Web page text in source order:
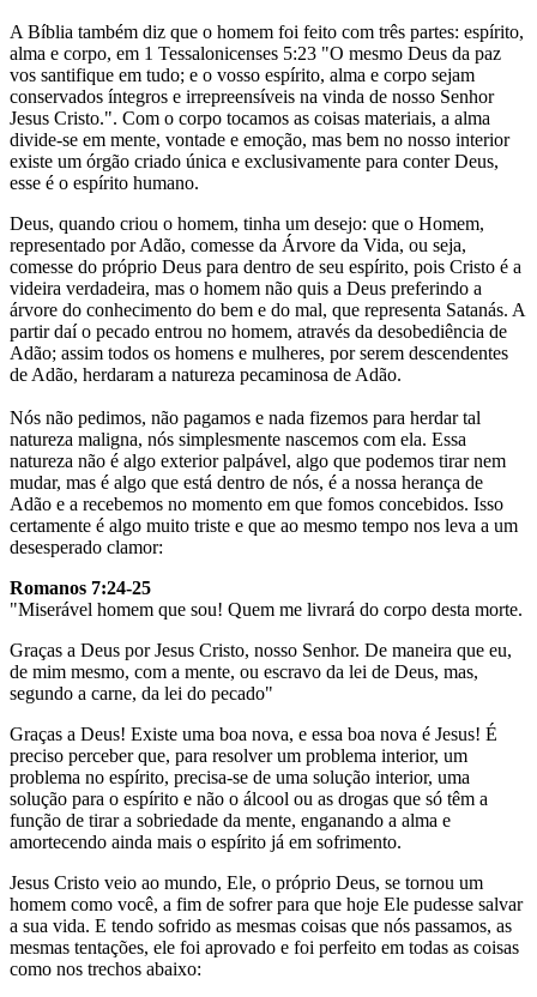
A Bíblia também diz que o homem foi feito com três partes: espírito,
alma e corpo, em 1 Tessalonicenses 5:23 "O mesmo Deus da paz
vos santifique em tudo; e o vosso espírito, alma e corpo sejam
conservados íntegros e irrepreensíveis na vinda de nosso Senhor
Jesus Cristo.". Com o corpo tocamos as coisas materiais, a alma
divide-se em mente, vontade e emoção, mas bem no nosso interior
existe um órgão criado única e exclusivamente para conter Deus,
esse é o espírito humano.
Deus, quando criou o homem, tinha um desejo: que o Homem,
representado por Adão, comesse da Árvore da Vida, ou seja,
comesse do próprio Deus para dentro de seu espírito, pois Cristo é a
videira verdadeira, mas o homem não quis a Deus preferindo a
árvore do conhecimento do bem e do mal, que representa Satanás. A
partir daí o pecado entrou no homem, através da desobediência de
Adão; assim todos os homens e mulheres, por serem descendentes
de Adão, herdaram a natureza pecaminosa de Adão.
Nós não pedimos, não pagamos e nada fizemos para herdar tal
natureza maligna, nós simplesmente nascemos com ela. Essa
natureza não é algo exterior palpável, algo que podemos tirar nem
mudar, mas é algo que está dentro de nós, é a nossa herança de
Adão e a recebemos no momento em que fomos concebidos. Isso
certamente é algo muito triste e que ao mesmo tempo nos leva a um
desesperado clamor:
Romanos 7:24-25
"Miserável homem que sou! Quem me livrará do corpo desta morte.
Graças a Deus por Jesus Cristo, nosso Senhor. De maneira que eu,
de mim mesmo, com a mente, ou escravo da lei de Deus, mas,
segundo a carne, da lei do pecado"
Graças a Deus! Existe uma boa nova, e essa boa nova é Jesus! É
preciso perceber que, para resolver um problema interior, um
problema no espírito, precisa-se de uma solução interior, uma
solução para o espírito e não o álcool ou as drogas que só têm a
função de tirar a sobriedade da mente, enganando a alma e
amortecendo ainda mais o espírito já em sofrimento.
Jesus Cristo veio ao mundo, Ele, o próprio Deus, se tornou um
homem como você, a fim de sofrer para que hoje Ele pudesse salvar
a sua vida. E tendo sofrido as mesmas coisas que nós passamos, as
mesmas tentações, ele foi aprovado e foi perfeito em todas as coisas
como nos trechos abaixo: